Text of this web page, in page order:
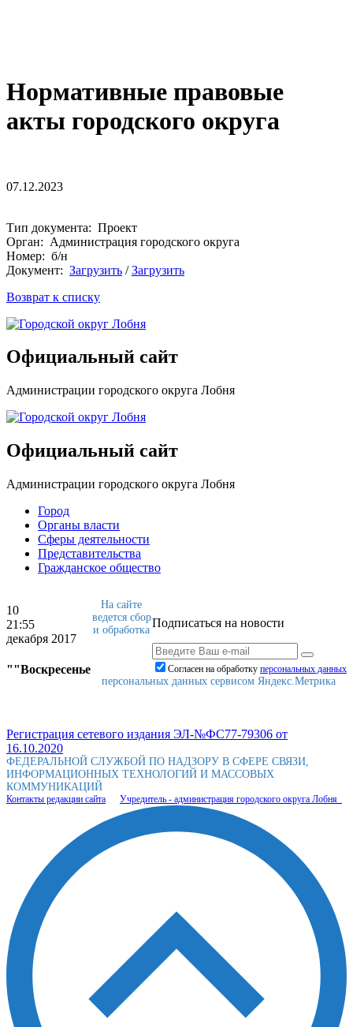
Нормативные правовые
акты городского округа
07.12.2023
Тип документа: Проект
Орган: Администрация городского округа
Номер: б/н
Документ: Загрузить /Загрузить
Возврат к списку
Официальный сайт
Администрации городского округа Лобня
Официальный сайт
Администрации городского округа Лобня
Город
Органы власти
Сферы деятельности
Представительства
Гражданское общество
10
21:55
декабря 2017
""Воскресенье
Подписаться на новости
Согласен на обработку персональныx данных
На сайте
ведется сбор
и обработка
персональных данных сервисом Яндекс.Метрика
Регистрация сетевого издания ЭЛ-№ФС77-79306 от
16.10.2020
ФЕДЕРАЛЬНОЙ СЛУЖБОЙ ПО НАДЗОРУ В СФЕРЕ СВЯЗИ,
ИНФОРМАЦИОННЫХ ТЕХНОЛОГИЙ И МАССОВЫХ
КОММУНИКАЦИЙ
Контакты редакции сайта Учредитель - администрация городского округа Лобня